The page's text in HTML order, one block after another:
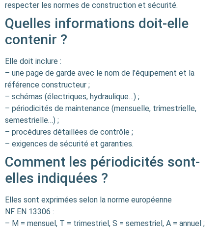
respecter les normes de construction et sécurité.
Quelles informations doit-elle
contenir ?
Elle doit inclure :
– une page de garde avec le nom de l’équipement et la
référence constructeur ;
– schémas (électriques, hydraulique…) ;
– périodicités de maintenance (mensuelle, trimestrielle,
semestrielle…) ;
– procédures détaillées de contrôle ;
– exigences de sécurité et garanties.
Comment les périodicités sont-
elles indiquées ?
Elles sont exprimées selon la norme européenne
NF EN 13306 :
– M = mensuel, T = trimestriel, S = semestriel, A = annuel ;